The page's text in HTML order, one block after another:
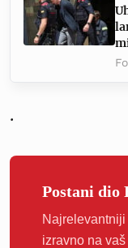
.
Postani dio
izravno na